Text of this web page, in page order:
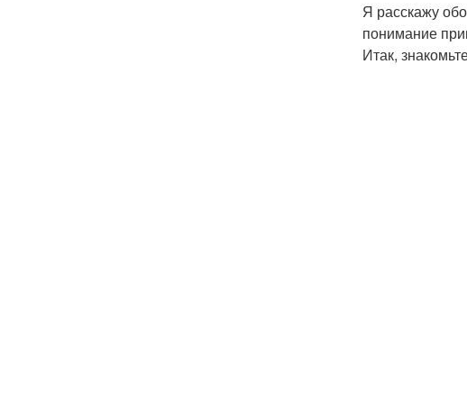
Я расскажу
понимание
Итак,